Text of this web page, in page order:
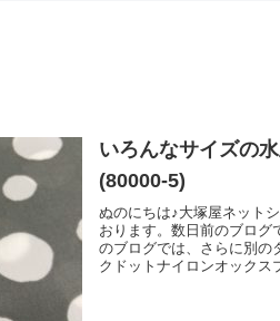
いろんなサイズの
(80000-5)
ぬのにちは♪大塚屋ネット
おります。数日前のブログ
のブログでは、さらに別
クドットナイロンオックス